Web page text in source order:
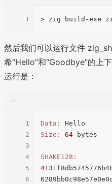
1
然后我们可以运行文件
希“Hello”和“Goodbye”的上
运行是：
1
2
3
4
5
6
Data:
Size:
64 bytes
SHAKE128:
4131